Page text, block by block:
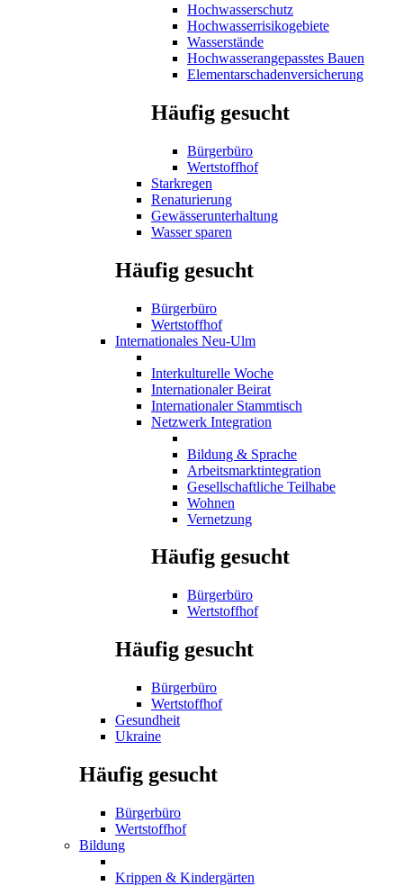
Hochwasserschutz
Hochwasserrisikogebiete
Wasserstände
Hochwasserangepasstes Bauen
Elementarschadenversicherung
Häufig gesucht
Bürgerbüro
Wertstoffhof
Starkregen
Renaturierung
Gewässerunterhaltung
Wasser sparen
Häufig gesucht
Bürgerbüro
Wertstoffhof
Internationales Neu-Ulm
Interkulturelle Woche
Internationaler Beirat
Internationaler Stammtisch
Netzwerk Integration
Bildung & Sprache
Arbeitsmarktintegration
Gesellschaftliche Teilhabe
Wohnen
Vernetzung
Häufig gesucht
Bürgerbüro
Wertstoffhof
Häufig gesucht
Bürgerbüro
Wertstoffhof
Gesundheit
Ukraine
Häufig gesucht
Bürgerbüro
Wertstoffhof
Bildung
Krippen & Kindergärten